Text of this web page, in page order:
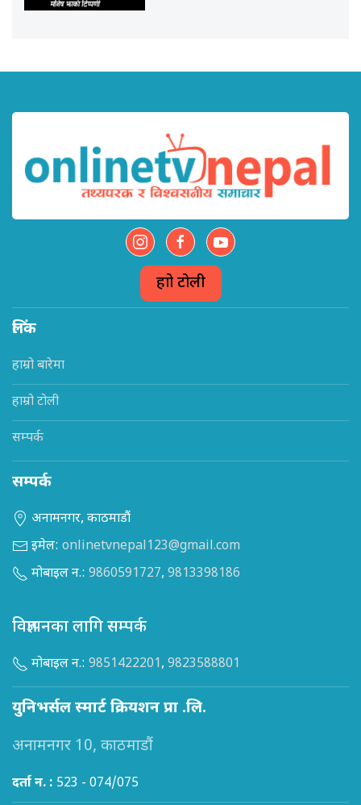
हाम्रो टोली
लिंक
हाम्रो बारेमा
हाम्रो टोली
सम्पर्क
सम्पर्क
अनामनगर, काठमाडौं
इमेल: onlinetvnepal123@gmail.com
मोबाइल न.: 9860591727, 9813398186
विज्ञापनका लागि सम्पर्क
मोबाइल न.: 9851422201, 9823588801
युनिभर्सल स्मार्ट क्रियशन प्रा .लि.
अनामनगर 10, काठमाडौं
दर्ता न. : 523 - 074/075